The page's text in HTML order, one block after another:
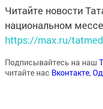
Читайте новости
национальном
https://max.ru/
Подписывайтесь на наш
читайте нас Вконтакте,